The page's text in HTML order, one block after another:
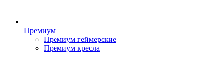
Премиум
Премиум геймерские
Премиум кресла